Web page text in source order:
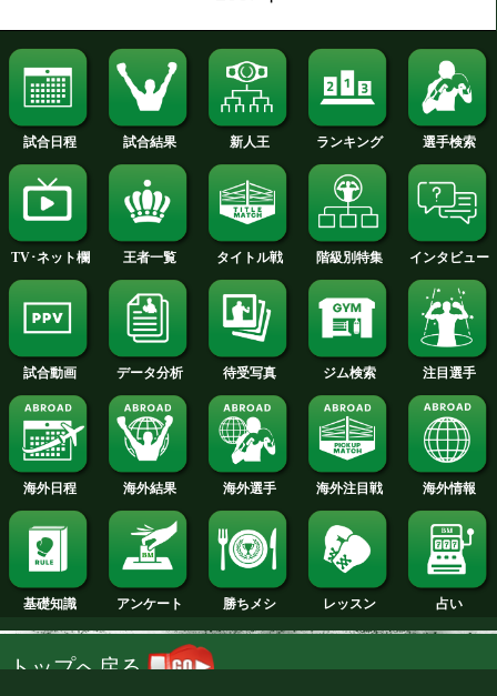
2016年
2015年
2014年
2013年
2012年
2011年
2010年